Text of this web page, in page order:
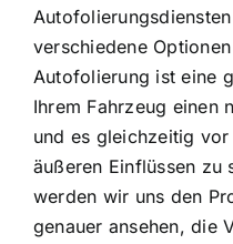
verschiedene
Autofolierung ist eine
Ihrem Fahrzeug einen
und es gleichzeitig
äußeren Einflüssen zu
werden wir uns den
genauer ansehen, die